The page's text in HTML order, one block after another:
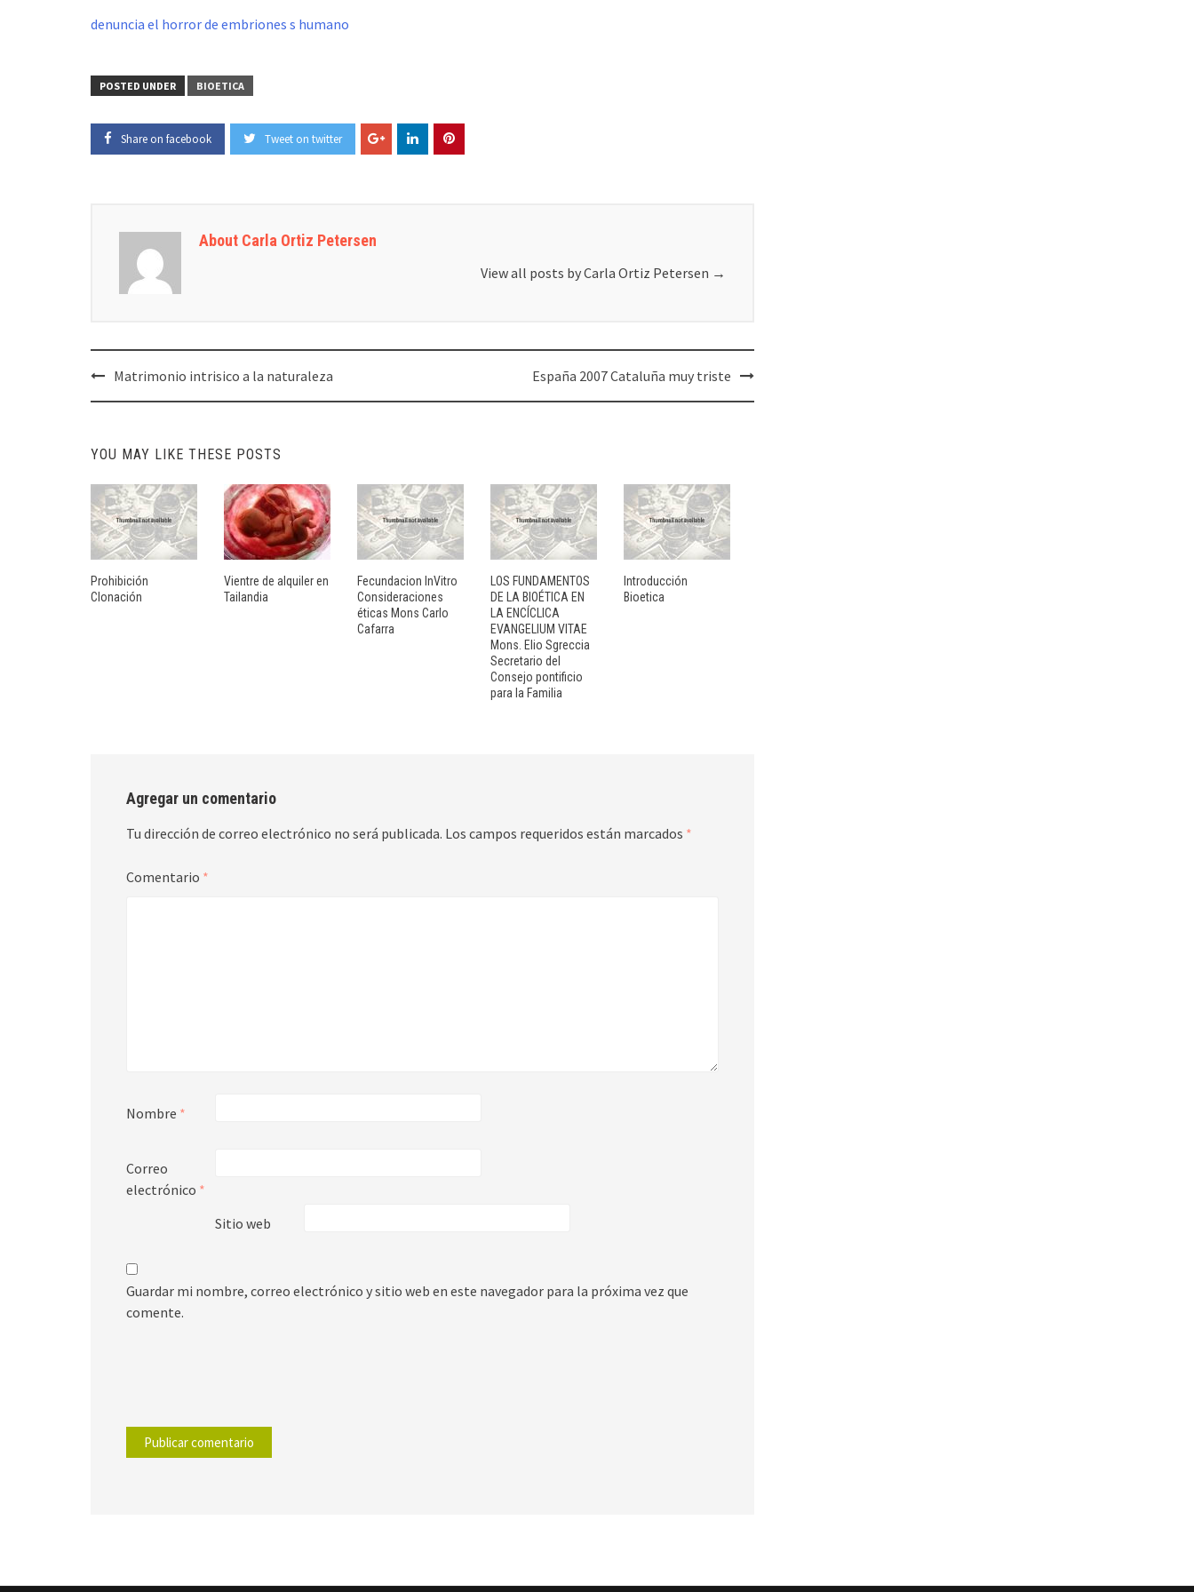
denuncia el horror de embriones s humano
POSTED UNDER BIOETICA
Share on facebook Tweet on twitter
About Carla Ortiz Petersen
View all posts by Carla Ortiz Petersen →
Post
navigation
Matrimonio intrisico a la naturaleza España 2007 Cataluña muy triste
YOU MAY LIKE THESE POSTS
Prohibición
Clonación
Vientre de alquiler en
Tailandia
Fecundacion InVitro
Consideraciones
éticas Mons Carlo
Cafarra
LOS FUNDAMENTOS
DE LA BIOÉTICA EN
LA ENCÍCLICA
EVANGELIUM VITAE
Mons. Elio Sgreccia
Secretario del
Consejo pontificio
para la Familia
Introducción
Bioetica
Agregar un comentario
Tu dirección de correo electrónico no será publicada. Los campos requeridos están marcados *
Comentario *
Nombre *
Correo
electrónico *
Sitio web
Guardar mi nombre, correo electrónico y sitio web en este navegador para la próxima vez que
comente.